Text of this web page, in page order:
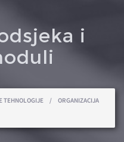
i
TEHNOLOGIJE /
ORGANIZACIJA